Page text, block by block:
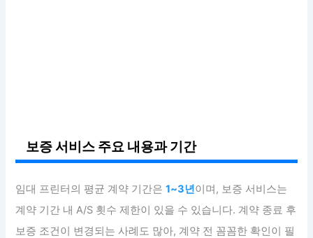
보증 서비스 주요 내용과 기간
임대 프린터의 평균 계약 기간은1~3년이며, 보증 서비스는
계약 기간 내 A/S 횟수 제한이 있을 수 있습니다. 계약 종료 후
보증 조건이 변경되는 사례도 많아, 계약 전 꼼꼼한 확인이 필